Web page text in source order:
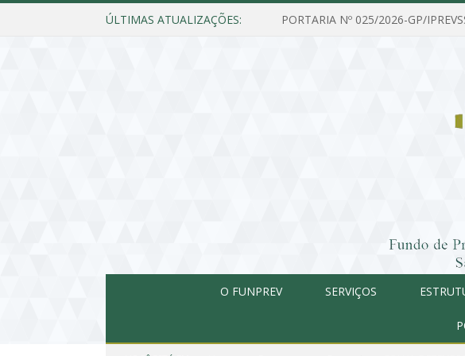
ÚLTIMAS ATUALIZAÇÕES:
O FUNPREV SERVIÇOS